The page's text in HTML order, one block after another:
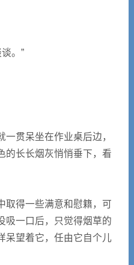
。”
贯呆坐在作业桌后边，
的长长烟灰悄悄垂下，看
得一些满意和慰籍，可
吸一口后，只觉得烟草的
呆望着它，任由它自个儿